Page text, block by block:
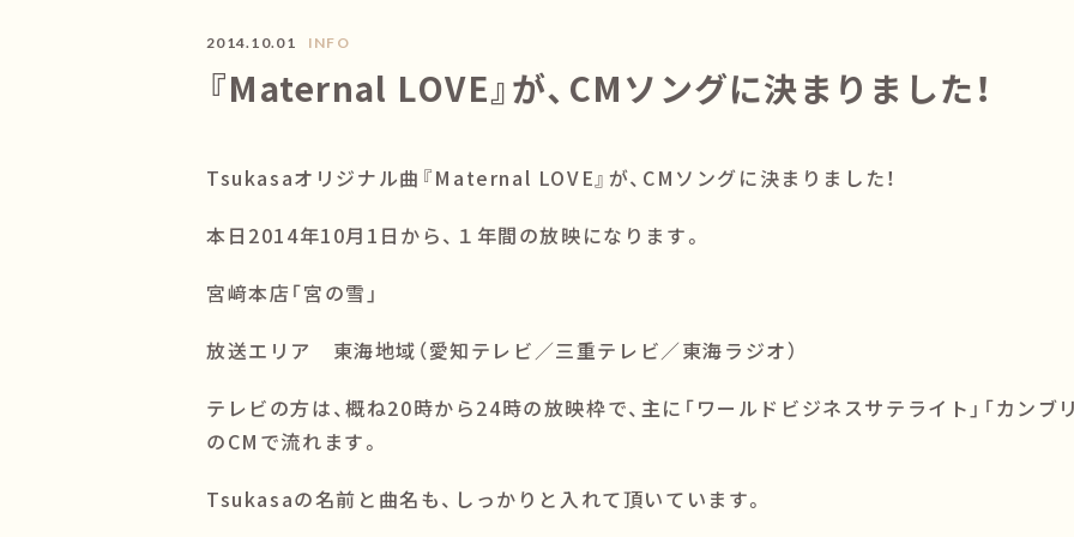
2014.10.01 INFO
『Maternal LOVE』が、CMソングに決まりました！
Tsukasaオリジナル曲『Maternal LOVE』が、CMソングに決まりました！
本日2014年10月1日から、１年間の放映になります。
宮﨑本店「宮の雪」
放送エリア 東海地域（愛知テレビ／三重テレビ／東海ラジオ）
テレビの方は、概ね20時から24時の放映枠で、主に「ワールドビジネスサテライト」「カンブ
のCMで流れます。
Tsukasaの名前と曲名も、しっかりと入れて頂いています。